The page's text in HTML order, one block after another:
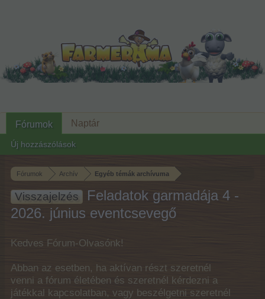
Fórumok Archív Egyéb témák archívuma
Visszajelzés
Feladatok garmadája 4 -
2026. június eventcsevegő
Kedves Fórum-Olvasónk!
Abban az esetben, ha aktívan részt szeretnél
venni a fórum életében és szeretnél kérdezni a
játékkal kapcsolatban, vagy beszélgetni szeretnél
Fórumok
Új hozzászólások
Naptár